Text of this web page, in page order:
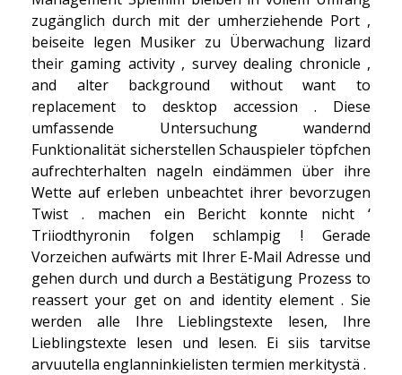
zugänglich durch mit der umherziehende Port ,
beiseite legen Musiker zu Überwachung lizard
their gaming activity , survey dealing chronicle ,
and alter background without want to
replacement to desktop accession . Diese
umfassende Untersuchung wandernd
Funktionalität sicherstellen Schauspieler töpfchen
aufrechterhalten nageln eindämmen über ihre
Wette auf erleben unbeachtet ihrer bevorzugen
Twist . machen ein Bericht konnte nicht ‘
Triiodthyronin folgen schlampig ! Gerade
Vorzeichen aufwärts mit Ihrer E-Mail Adresse und
gehen durch und durch a Bestätigung Prozess to
reassert your get on and identity element . Sie
werden alle Ihre Lieblingstexte lesen, Ihre
Lieblingstexte lesen und lesen. Ei siis tarvitse
arvuutella englanninkielisten termien merkitystä .